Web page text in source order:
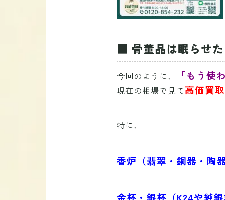
■ 骨董品は眠らせ
今回のように、 「もう使
現在の相場で見て高価買
特に、
香炉（翡翠・銅器・陶
金杯・銀杯（K24や純